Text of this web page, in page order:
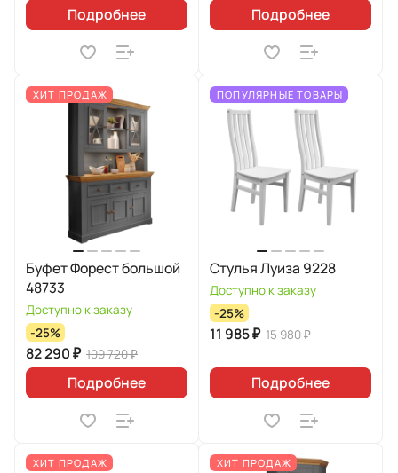
Подробнее Подробнее
ХИТ ПРОДАЖ
Буфет Форест большой
48733
Доступно к заказу
-25%
82 290 ₽ 109 720 ₽
Подробнее
ПОПУЛЯРНЫЕ ТОВАРЫ
Стулья Луиза 9228
Доступно к заказу
-25%
11 985 ₽ 15 980 ₽
Подробнее
ХИТ ПРОДАЖ ХИТ ПРОДАЖ